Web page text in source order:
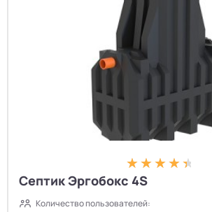
Септик Эргобокс 4S
Количество пользователей: